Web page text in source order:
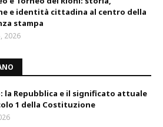
e identità cittadina al centro della
stampa
2026
la Repubblica e il significato attuale
1 della Costituzione